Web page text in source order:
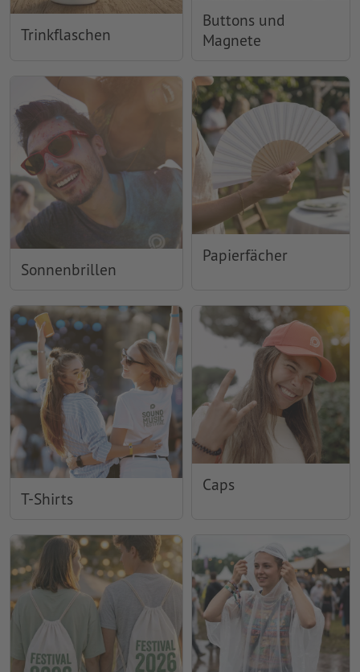
Trinkflaschen
Buttons und
Magnete
Sonnenbrillen
Papierfächer
T-Shirts
Caps